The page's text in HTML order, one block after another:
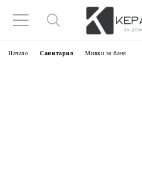
Начало Санитария Мивки за баня